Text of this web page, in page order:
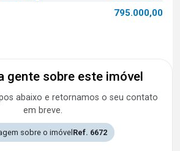
795.000,00
gente sobre este imóvel
abaixo e retornamos o seu contato
em breve.
sobre o imóvel Ref. 6672